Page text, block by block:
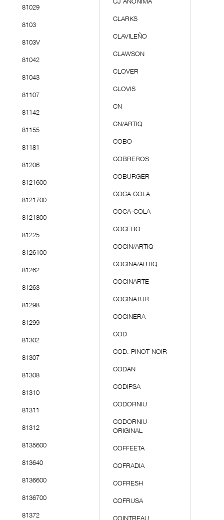
81029
8103
8103V
81042
81043
81107
81142
81155
81181
81206
8121600
8121700
8121800
81225
8126100
81262
81263
81298
81299
81302
81307
81308
81310
81311
81312
8135600
813640
8136600
8136700
81372
CJ ANONIMA
CLARKS
CLAVILEÑO
CLAWSON
CLOVER
CLOVIS
CN
CN/ARTIQ
COBO
COBREROS
COBURGER
COCA COLA
COCA-COLA
COCEBO
COCIN/ARTIQ
COCINA/ARTIQ
COCINARTE
COCINATUR
COCINERA
COD
COD. PINOT NOIR
CODAN
CODIPSA
CODORNIU
CODORNIU
ORIGINAL
COFFEETA
COFRADIA
COFRESH
COFRUSA